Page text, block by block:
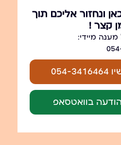
ונחזור אליכם תוך
קצר !
מענה מיידי:
בוואטסאפ